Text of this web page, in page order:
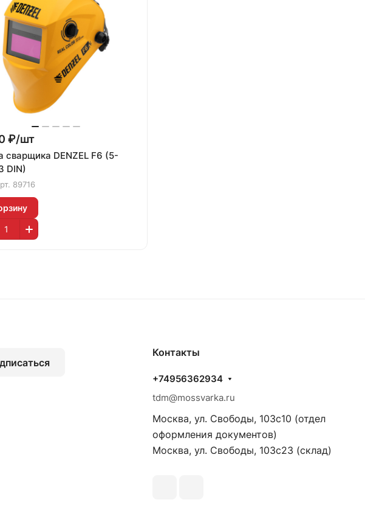
₽/шт
сварщика DENZEL F6 (5-
DIN)
89716
Контакты
+74956362934
tdm@mossvarka.ru
Москва, ул. Свободы, 103с10 (отдел
оформления документов)
Москва, ул. Свободы, 103с23 (склад)